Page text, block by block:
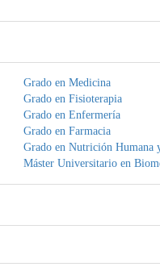
Grado en Medicina
Grado en Fisioterapia
Grado en Enfermería
Grado en Farmacia
Grado en Nutrición Humana
Máster Universitario en